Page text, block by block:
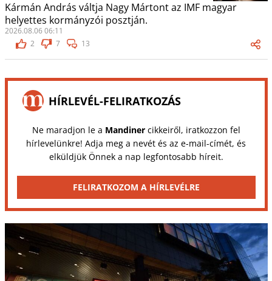
Kármán András váltja Nagy Mártont az IMF magyar
helyettes kormányzói posztján.
2026.08.06 06:11
2
7 13
HÍRLEVÉL-FELIRATKOZÁS
Ne maradjon le a Mandinercikkeiről, iratkozzon fel
hírlevelünkre! Adja meg a nevét és az e-mail-címét, és
elküldjük Önnek a nap legfontosabb híreit.
FELIRATKOZOM A HÍRLEVÉLRE